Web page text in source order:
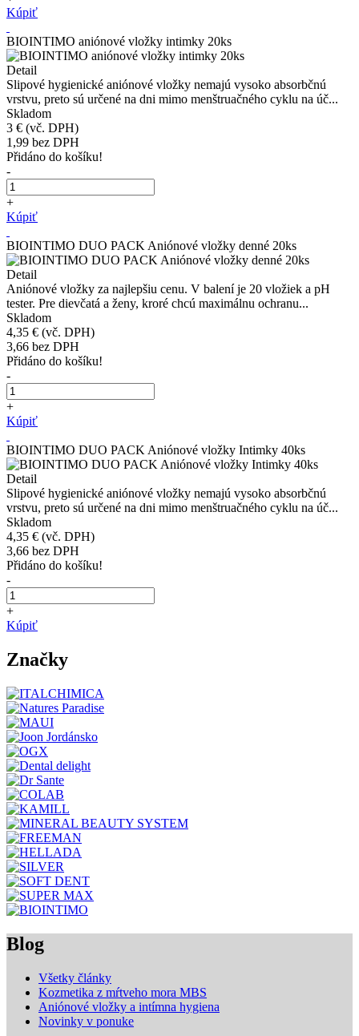
Kúpiť
BIOINTIMO aniónové vložky intimky 20ks
Detail
Slipové hygienické aniónové vložky nemajú vysoko absorbčnú
vrstvu, preto sú určené na dni mimo menštruačného cyklu na úč...
Skladom
3 € (vč. DPH)
1,99 bez DPH
Přidáno do košíku!
-
+
Kúpiť
BIOINTIMO DUO PACK Aniónové vložky denné 20ks
Detail
Aniónové vložky za najlepšiu cenu. V balení je 20 vložiek a pH
tester. Pre dievčatá a ženy, kroré chcú maximálnu ochranu...
Skladom
4,35 € (vč. DPH)
3,66 bez DPH
Přidáno do košíku!
-
+
Kúpiť
BIOINTIMO DUO PACK Aniónové vložky Intimky 40ks
Detail
Slipové hygienické aniónové vložky nemajú vysoko absorbčnú
vrstvu, preto sú určené na dni mimo menštruačného cyklu na úč...
Skladom
4,35 € (vč. DPH)
3,66 bez DPH
Přidáno do košíku!
-
+
Kúpiť
Značky
Blog
Všetky články
Kozmetika z mŕtveho mora MBS
Aniónové vložky a intímna hygiena
Novinky v ponuke